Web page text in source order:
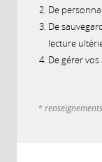
De
De
lecture
De gérer
*